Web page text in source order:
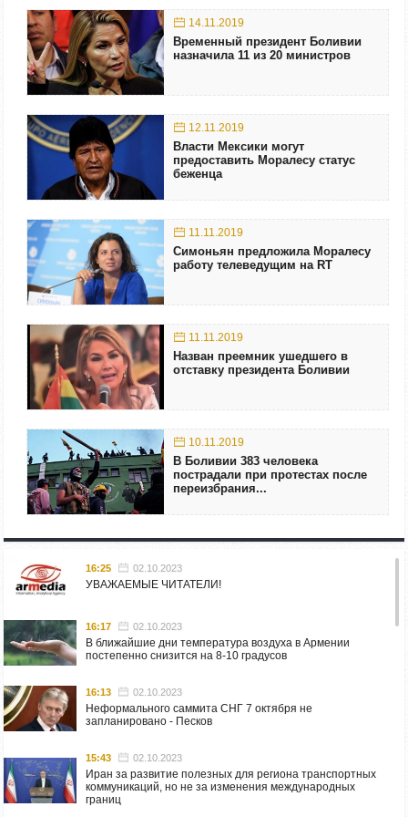
14.11.2019
Временный президент Боливии
назначила 11 из 20 министров
12.11.2019
Власти Мексики могут
предоставить Моралесу статус
беженца
11.11.2019
Симоньян предложила Моралесу
работу телеведущим на RT
11.11.2019
Назван преемник ушедшего в
отставку президента Боливии
10.11.2019
В Боливии 383 человека
пострадали при протестах после
переизбрания...
16:25 02.10.2023
УВАЖАЕМЫЕ ЧИТАТЕЛИ!
16:17 02.10.2023
В ближайшие дни температура воздуха в Армении
постепенно снизится на 8-10 градусов
16:13 02.10.2023
Неформального саммита СНГ 7 октября не
запланировано - Песков
15:43 02.10.2023
Иран за развитие полезных для региона транспортных
коммуникаций, но не за изменения международных
границ